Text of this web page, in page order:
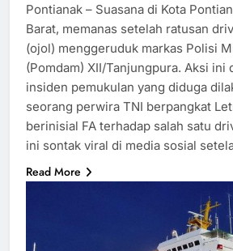
Pontianak – Suasana di Kota
Barat, memanas setelah ratusan
(ojol) menggeruduk markas Polisi
(Pomdam) XII/Tanjungpura. Aksi ini
insiden pemukulan yang diduga
seorang perwira TNI berpangkat
berinisial FA terhadap salah satu
ini sontak viral di media sosial
Read More